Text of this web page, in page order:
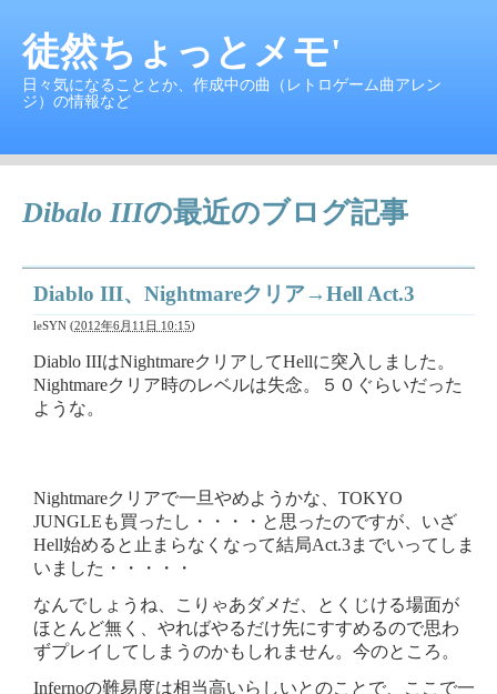
徒然ちょっとメモ'
日々気になることとか、作成中の曲（レトロゲーム曲アレン
ジ）の情報など
Dibalo IIIの最近のブログ記事
Diablo III、Nightmareクリア→Hell Act.3
leSYN (2012年6月11日 10:15)
Diablo IIIはNightmareクリアしてHellに突入しました。
Nightmareクリア時のレベルは失念。５０ぐらいだった
ような。
Nightmareクリアで一旦やめようかな、TOKYO
JUNGLEも買ったし・・・・と思ったのですが、いざ
Hell始めると止まらなくなって結局Act.3までいってしま
いました・・・・・
なんでしょうね、こりゃあダメだ、とくじける場面が
ほとんど無く、やればやるだけ先にすすめるので思わ
ずプレイしてしまうのかもしれません。今のところ。
Infernoの難易度は相当高いらしいとのことで、ここで一